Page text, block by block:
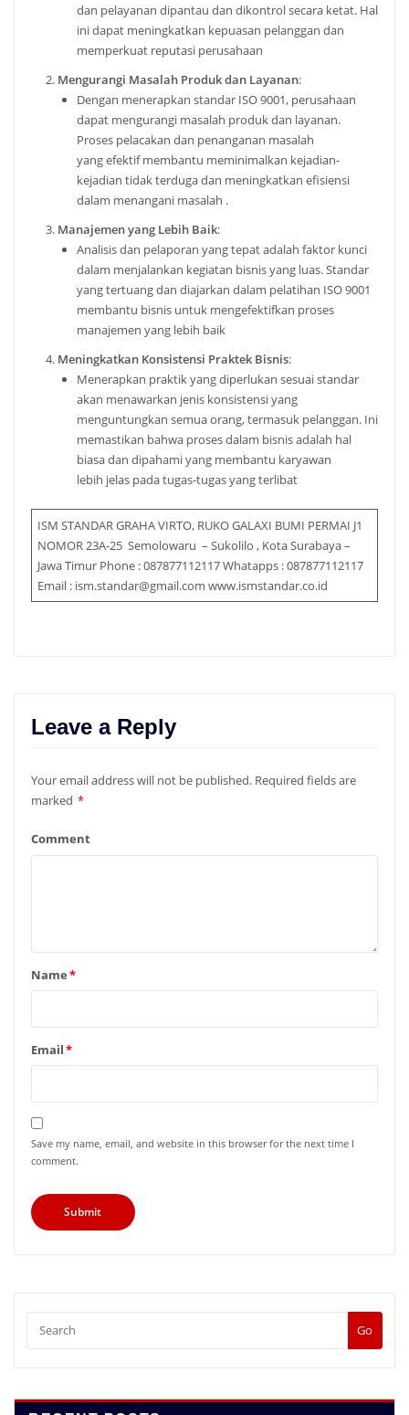
dan pelayanan dipantau dan dikontrol secara ketat. Hal
ini dapat meningkatkan kepuasan pelanggan dan
memperkuat reputasi perusahaan
Mengurangi Masalah Produk dan Layanan:
Dengan menerapkan standar ISO 9001, perusahaan
dapat mengurangi masalah produk dan layanan.
Proses pelacakan dan penanganan masalah
yang efektif membantu meminimalkan kejadian-
kejadian tidak terduga dan meningkatkan efisiensi
dalam menangani masalah .
Manajemen yang Lebih Baik:
Analisis dan pelaporan yang tepat adalah faktor kunci
dalam menjalankan kegiatan bisnis yang luas. Standar
yang tertuang dan diajarkan dalam pelatihan ISO 9001
membantu bisnis untuk mengefektifkan proses
manajemen yang lebih baik
Meningkatkan Konsistensi Praktek Bisnis:
Menerapkan praktik yang diperlukan sesuai standar
akan menawarkan jenis konsistensi yang
menguntungkan semua orang, termasuk pelanggan. Ini
memastikan bahwa proses dalam bisnis adalah hal
biasa dan dipahami yang membantu karyawan
lebih jelas pada tugas-tugas yang terlibat
ISM STANDAR GRAHA VIRTO, RUKO GALAXI BUMI PERMAI J1
NOMOR 23A-25 Semolowaru – Sukolilo , Kota Surabaya –
Jawa Timur Phone : 087877112117 Whatapps : 087877112117
Email : ism.standar@gmail.com www.ismstandar.co.id
Leave a Reply
Your email address will not be published. Required fields are
marked *
Comment
Name*
Email*
Save my name, email, and website in this browser for the next time I
comment.
Go